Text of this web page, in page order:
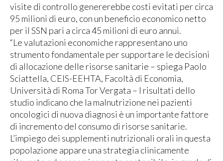
visite di controllo genererebbe costi evitati per circa
95 milioni di euro, con un beneficio economico netto
per il SSN pari a circa 45 milioni di euro annui.
“Le valutazioni economiche rappresentano uno
strumento fondamentale per supportare le decisioni
di allocazione delle risorse sanitarie – spiega Paolo
Sciattella, CEIS-EEHTA, Facoltà di Economia,
Università di Roma Tor Vergata – I risultati dello
studio indicano che la malnutrizione nei pazienti
oncologici di nuova diagnosi è un importante fattore
di incremento del consumo di risorse sanitarie.
L’impiego dei supplementi nutrizionali orali in questa
popolazione appare una strategia clinicamente